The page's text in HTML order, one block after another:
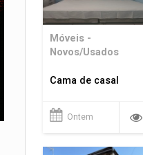
Móveis -
Novos/Usados
Cama de casal
Ontem